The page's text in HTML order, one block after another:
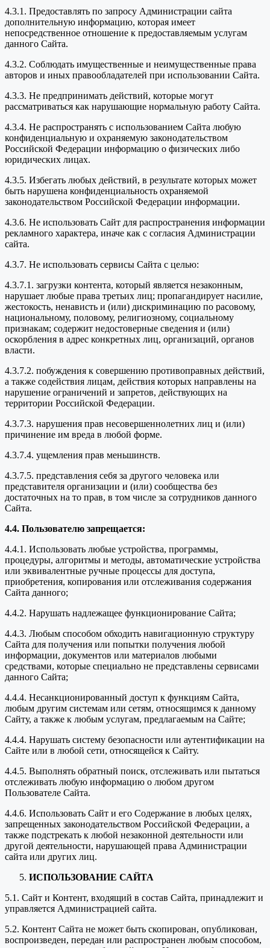
4.3.1. Предоставлять по запросу Администрации сайта
дополнительную информацию, которая имеет
непосредственное отношение к предоставляемым услугам
данного Сайта.
4.3.2. Соблюдать имущественные и неимущественные права
авторов и иных правообладателей при использовании Сайта.
4.3.3. Не предпринимать действий, которые могут
рассматриваться как нарушающие нормальную работу Сайта.
4.3.4. Не распространять с использованием Сайта любую
конфиденциальную и охраняемую законодательством
Российской Федерации информацию о физических либо
юридических лицах.
4.3.5. Избегать любых действий, в результате которых может
быть нарушена конфиденциальность охраняемой
законодательством Российской Федерации информации.
4.3.6. Не использовать Сайт для распространения информации
рекламного характера, иначе как с согласия Администрации
сайта.
4.3.7. Не использовать сервисы Сайта с целью:
4.3.7.1. загрузки контента, который является незаконным,
нарушает любые права третьих лиц; пропагандирует насилие,
жестокость, ненависть и (или) дискриминацию по расовому,
национальному, половому, религиозному, социальному
признакам; содержит недостоверные сведения и (или)
оскорбления в адрес конкретных лиц, организаций, органов
власти.
4.3.7.2. побуждения к совершению противоправных действий,
а также содействия лицам, действия которых направлены на
нарушение ограничений и запретов, действующих на
территории Российской Федерации.
4.3.7.3. нарушения прав несовершеннолетних лиц и (или)
причинение им вреда в любой форме.
4.3.7.4. ущемления прав меньшинств.
4.3.7.5. представления себя за другого человека или
представителя организации и (или) сообщества без
достаточных на то прав, в том числе за сотрудников данного
Сайта.
4.4. Пользователю запрещается:
4.4.1. Использовать любые устройства, программы,
процедуры, алгоритмы и методы, автоматические устройства
или эквивалентные ручные процессы для доступа,
приобретения, копирования или отслеживания содержания
Сайта данного;
4.4.2. Нарушать надлежащее функционирование Сайта;
4.4.3. Любым способом обходить навигационную структуру
Сайта для получения или попытки получения любой
информации, документов или материалов любыми
средствами, которые специально не представлены сервисами
данного Сайта;
4.4.4. Несанкционированный доступ к функциям Сайта,
любым другим системам или сетям, относящимся к данному
Сайту, а также к любым услугам, предлагаемым на Сайте;
4.4.4. Нарушать систему безопасности или аутентификации на
Сайте или в любой сети, относящейся к Сайту.
4.4.5. Выполнять обратный поиск, отслеживать или пытаться
отслеживать любую информацию о любом другом
Пользователе Сайта.
4.4.6. Использовать Сайт и его Содержание в любых целях,
запрещенных законодательством Российской Федерации, а
также подстрекать к любой незаконной деятельности или
другой деятельности, нарушающей права Администрации
сайта или других лиц.
ИСПОЛЬЗОВАНИЕ САЙТА
5.1. Сайт и Контент, входящий в состав Сайта, принадлежит и
управляется Администрацией сайта.
5.2. Контент Сайта не может быть скопирован, опубликован,
воспроизведен, передан или распространен любым способом,